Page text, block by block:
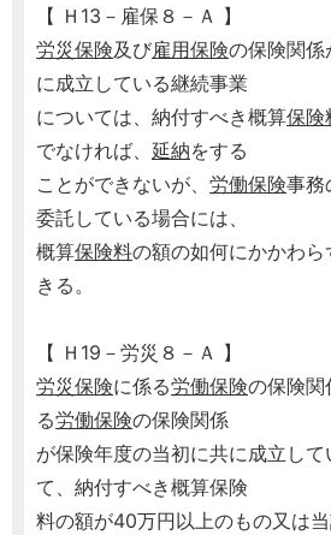
【 Ｈ13－雇保８－Ａ 】
労災保険及び雇用保険の保険関係
に成立している継続事業
については、納付すべき概算保険
でなければ、 延納をする
ことができないが、 労働保険事務
委託している場合には、
概算保険料の額の如何にかかわら
きる。
【 Ｈ19－労災８－Ａ 】
労災保険に係る労働保険の保険関
る労働保険の保険関係
が保険年度の当初に共に成立し
て、納付すべき概算保険
料の額が40万円以上のもの又は